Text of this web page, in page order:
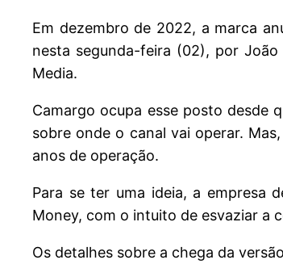
Em dezembro de 2022, a marca
nesta segunda-feira (02), por
Media.
Camargo ocupa esse posto desde
sobre onde o canal vai operar.
anos de operação.
Para se ter uma ideia, a empresa
Money, com o intuito de esvaziar a
Os detalhes sobre a chega da